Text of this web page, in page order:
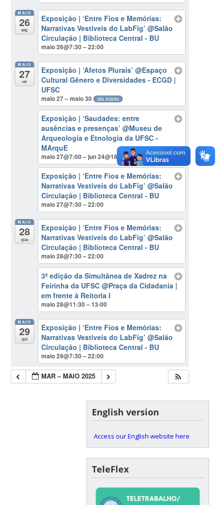
MAIO
26
seg
Exposição | ‘Entre Fios e Memórias:
Narrativas Vestíveis do LabFig’@Salão
Circulação | Biblioteca Central - BU
maio 26@7:30 – 22:00
MAIO
27
ter
Exposição | ‘Afetos Plurais’@Espaço
Cultural Gênero e Diversidades - ECGD |
UFSC
maio 27 – maio 30 dia inteiro
Exposição | ‘Saudades: entre
ausências e presenças’@Museu de
Arqueologia e Etnologia da UFSC -
MArquE
maio 27@7:00 – jun 24@18:30
Exposição | ‘Entre Fios e Memórias:
Narrativas Vestíveis do LabFig’@Salão
Circulação | Biblioteca Central - BU
maio 27@7:30 – 22:00
MAIO
28
qua
Exposição | ‘Entre Fios e Memórias:
Narrativas Vestíveis do LabFig’@Salão
Circulação | Biblioteca Central - BU
maio 28@7:30 – 22:00
3ª edição da Simultânea de Xadrez na
Feirinha da UFSC@Praça da Cidadania |
em frente à Reitoria I
maio 28@11:30 – 13:00
MAIO
29
qui
Exposição | ‘Entre Fios e Memórias:
Narrativas Vestíveis do LabFig’@Salão
Circulação | Biblioteca Central - BU
maio 29@7:30 – 22:00
MAR – MAIO 2025
English version
Access our English website here
TeleFlex